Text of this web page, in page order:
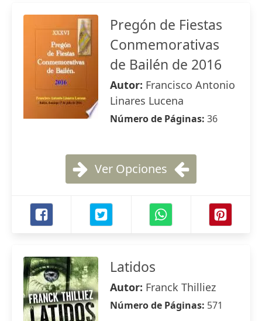
Pregón de Fiestas
Conmemorativas
de Bailén de 2016
Autor: Francisco Antonio
Linares Lucena
Número de Páginas: 36
Ver Opciones
Latidos
Autor: Franck Thilliez
Número de Páginas: 571